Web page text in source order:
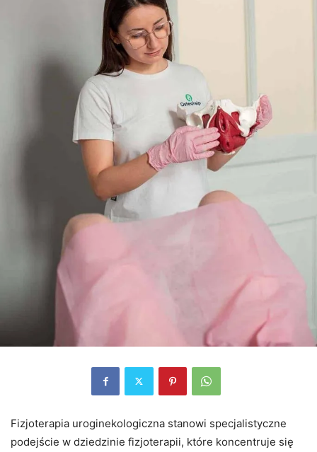
Fizjoterapia uroginekologiczna stanowi specjalistyczne
podejście w dziedzinie fizjoterapii, które koncentruje się